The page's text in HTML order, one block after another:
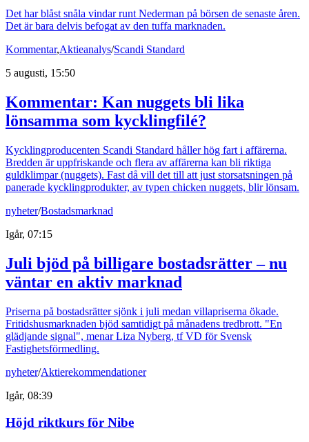
Det har blåst snåla vindar runt Nederman på börsen de senaste åren.
Det är bara delvis befogat av den tuffa marknaden.
Kommentar,Aktieanalys/Scandi Standard
5 augusti, 15:50
Kommentar: Kan nuggets bli lika
lönsamma som kycklingfilé?
Kycklingproducenten Scandi Standard håller hög fart i affärerna.
Bredden är uppfriskande och flera av affärerna kan bli riktiga
guldklimpar (nuggets). Fast då vill det till att just storsatsningen på
panerade kycklingprodukter, av typen chicken nuggets, blir lönsam.
nyheter/Bostadsmarknad
Igår, 07:15
Juli bjöd på billigare bostadsrätter – nu
väntar en aktiv marknad
Priserna på bostadsrätter sjönk i juli medan villapriserna ökade.
Fritidshusmarknaden bjöd samtidigt på månadens tredbrott. "En
glädjande signal", menar Liza Nyberg, tf VD för Svensk
Fastighetsförmedling.
nyheter/Aktierekommendationer
Igår, 08:39
Höjd riktkurs för Nibe